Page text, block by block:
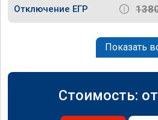
Отключение ЕГР
Показать
Стоимость: от